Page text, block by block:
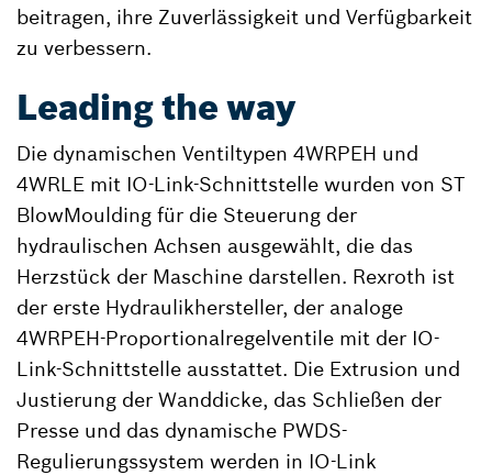
beitragen, ihre Zuverlässigkeit und Verfügbarkeit
zu verbessern.
Leading the way
Die dynamischen Ventiltypen 4WRPEH und
4WRLE mit IO-Link-Schnittstelle wurden von ST
BlowMoulding für die Steuerung der
hydraulischen Achsen ausgewählt, die das
Herzstück der Maschine darstellen. Rexroth ist
der erste Hydraulikhersteller, der analoge
4WRPEH-Proportionalregelventile mit der IO-
Link-Schnittstelle ausstattet. Die Extrusion und
Justierung der Wanddicke, das Schließen der
Presse und das dynamische PWDS-
Regulierungssystem werden in IO-Link